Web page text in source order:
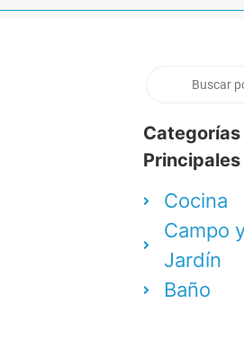
Categorías
Principales
Cocina
Campo
Jardín
Baño